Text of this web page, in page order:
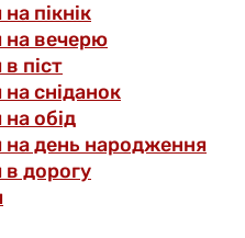
пікнік
на вечерю
піст
сніданок
обід
день народження
дорогу